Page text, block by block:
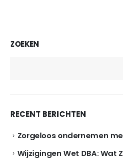
ZOEKEN
RECENT BERICHTEN
Zorgeloos ondernemen
Wijzigingen Wet DBA: Wat